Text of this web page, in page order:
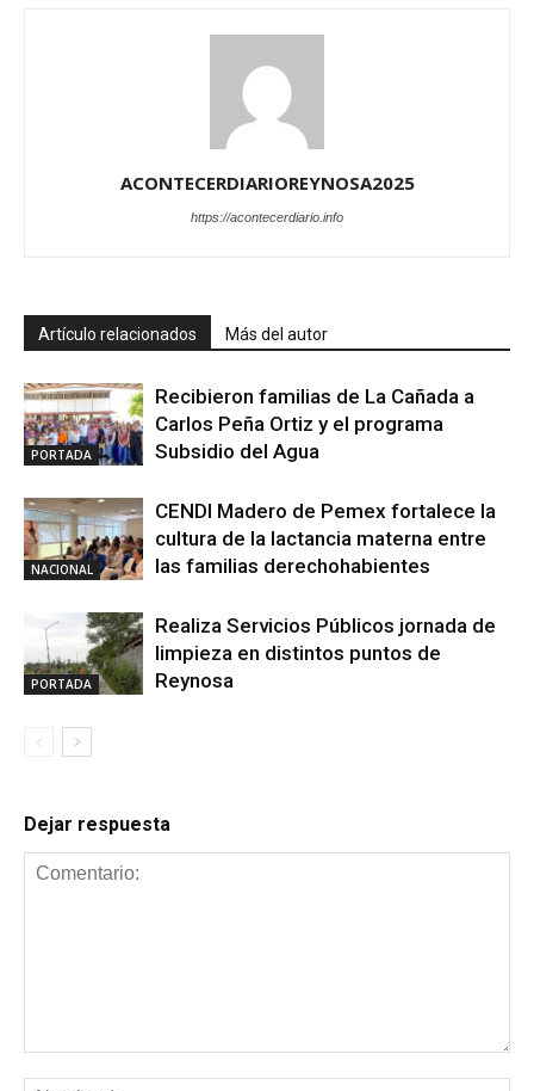
ACONTECERDIARIOREYNOSA2025
https://acontecerdiario.info
Artículo relacionados Más del autor
PORTADA
Recibieron familias de La Cañada a
Carlos Peña Ortiz y el programa
Subsidio del Agua
NACIONAL
CENDI Madero de Pemex fortalece la
cultura de la lactancia materna entre
las familias derechohabientes
PORTADA
Realiza Servicios Públicos jornada de
limpieza en distintos puntos de
Reynosa
Dejar respuesta